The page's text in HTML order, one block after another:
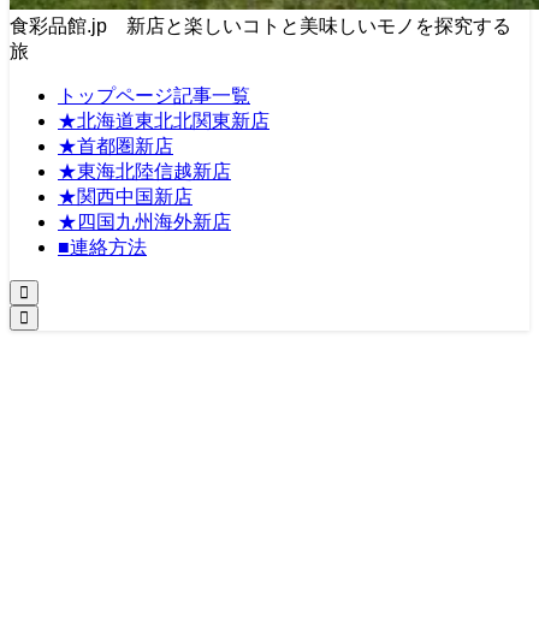
食彩品館.jp 新店と楽しいコトと美味しいモノを探究する
旅
トップページ記事一覧
★北海道東北北関東新店
★首都圏新店
★東海北陸信越新店
★関西中国新店
★四国九州海外新店
■連絡方法